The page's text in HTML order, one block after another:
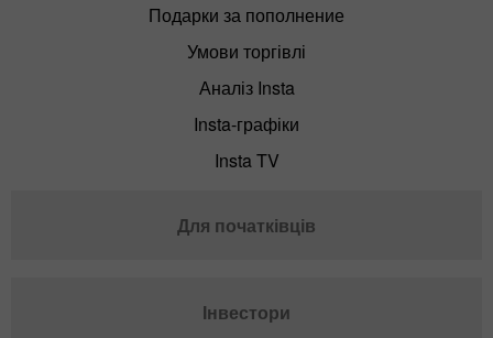
Подарки за пополнение
Умови торгівлі
Аналіз Insta
Insta-графіки
Insta TV
Для початківців
Інвестори